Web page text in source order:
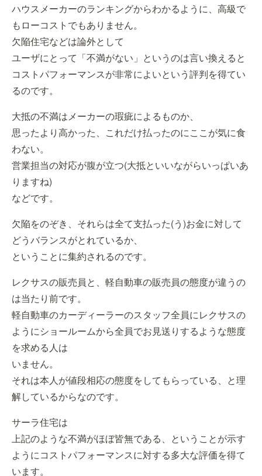
ハウスメーカーのランキングからわかるように、高級で
もローコストでもありません。
欠陥住宅などは論外として
ユーザにとって「不満がない」というのは言い換えると
コストパフォーマンスが非常によいという評判を得てい
るのです。
大抵の不満はメーカーの瑕疵によるものか、
思ったより高かった、これだけ払ったのにここが気に食
わない。
営業担当の対応が腹が立つ(大抵といいながらいっぱいあ
りますね)
などです。
欠陥をのぞき、それらは全て支払った(う)お金に対して
どうバランスがとれているか、
ということに集約されるのです。
レクサスの販売員と、軽自動車の販売員の態度が違うの
は当たり前です。
軽自動車のカーディーラーのスタッフ全員にレクサスの
ようにショールームから全員でお見送りするような態度
を求める人は
いません。
それは本人が値段相応の態度をしてもらっている、と理
解しているからなのです。
サーラ住宅は
上記のような不満がほぼ皆無である、ということが示す
ようにコストパフォーマンスに対する多大な評価を得て
います。